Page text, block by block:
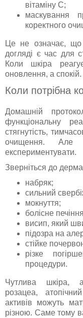
вітаміну C;
маскування
коректного
Це не означає,
догляді є час для
Коли шкіра
оновлення, а спокій.
Коли потрібна
Домашній
функціональну
стягнутість,
очищення.
експериментувати.
Зверніться до
набряк;
сильний
мокнуття;
болісне
висип, який
підозра на
стійке
різке
процедури.
Чутлива шкіра,
розацеа,
активів можуть
різною. Саме тому